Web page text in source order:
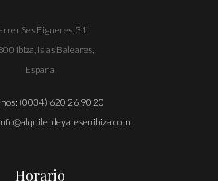
Ses Figueres, 31,
Ibiza, Islas Baleares,
España
(0034) 620 26 90 20
Horario